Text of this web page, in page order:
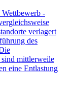
Wettbewerb -
verlagert
des
sind mittlerweile
eine Entlastung